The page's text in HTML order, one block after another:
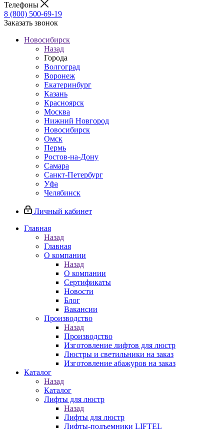
Телефоны
8 (800) 500-69-19
Заказать звонок
Новосибирск
Назад
Города
Волгоград
Воронеж
Екатеринбург
Казань
Красноярск
Москва
Нижний Новгород
Новосибирск
Омск
Пермь
Ростов-на-Дону
Самара
Санкт-Петербург
Уфа
Челябинск
Личный кабинет
Главная
Назад
Главная
О компании
Назад
О компании
Сертификаты
Новости
Блог
Вакансии
Производство
Назад
Производство
Изготовление лифтов для люстр
Люстры и светильники на заказ
Изготовление абажуров на заказ
Каталог
Назад
Каталог
Лифты для люстр
Назад
Лифты для люстр
Лифты-подъемники LIFTEL